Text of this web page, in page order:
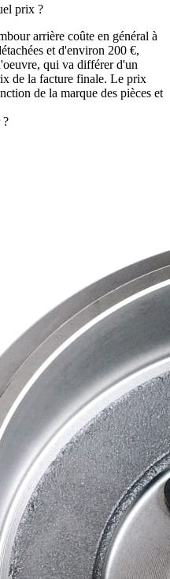
prix ?
arrière coûte en général à
et d'environ 200 €,
qui va différer d'un
de la facture finale. Le prix
de la marque des pièces et
?